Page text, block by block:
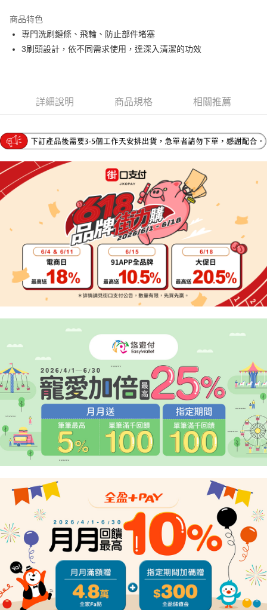
合作金庫商業銀行
華南商業銀行
彰化商業銀行
上海商業儲蓄銀行
台北富邦商業銀行
聯邦商業銀行
遠東國際商業銀行
台新國際商業銀行
中國信託商業銀行
台灣樂天信用卡公司
6 期 0 利率 每期
華南商業銀行
彰化商業銀行
匯豐（台灣）商業銀行
華泰商業銀行
玉山商業銀行
星展（台灣）商業銀行
台灣樂天信用卡公司
LINE Pay
Google Pay
大哥付你分期
相關說明
【大哥付你分期使用說明】
1.本服務由台灣大哥大提供，台灣大哥大用戶可立即使用無須另外申請。
2.付款方式選擇「大哥付你分期」，訂單成立後會自動跳轉到大哥付的交易
流程，驗證手機門號後，選擇欲分期的期數、繳款截止日，確認付款後即完
成交易。
3.實際核准額度、可分期數及費用金額請依後續交易確認頁面所載為準。
4.訂單成立30分鐘內，如未前往確認交易或遇審核未通過，訂單將自動取
消。如遇「轉專審核」未通過狀況，表示未達大哥付你分期系統評分，恕無
法說明評估內容。
2.透過簡訊連結打開帳單後，可選擇「超商條碼／台灣大直營門市／銀行轉
帳／街口支付／iPASS MONEY」等通路繳費。
【注意事項】
1.本服務係由「台灣大哥大股份有限公司」（以下簡稱本公司）所提供，讓
用戶於交易時，得透過本服務購買商品或服務，並由商店將買賣／分期付款
買賣價金債權讓與本公司後，依約使用本公司帳單繳交帳款。
2.基於同意付款使用「大哥付你分期」之契約關係目的，商店將以您的個人
資料（包含姓名、電話或地址）提供予台灣大哥大進項蒐集、處理及利用，
由本公司與您本人進行分期帳單所需資料之確認、核對及更正。
3.完整用戶服務條款，請詳閱以下連結： https://oppay.tw/userRule
AFTEE先享後付
相關說明
【關於「AFTEE先享後付」】
AFTEE先享後付是「在收到商品之後才付款」的支付方式。 讓您購物簡單
便利好安心！
１．簡單：不需註冊會員、不需綁卡、不需儲值。
２．便利：只要手機號碼，簡訊認證，即可結帳。
３．安心：先確認商品／服務後，再付款。
【「AFTEE先享後付」結帳流程】
１．於結帳方式選擇「AFTEE先享後付」後，將跳轉至「AFTEE先享後付」
結帳頁面，進行簡訊認證並確認金額後，即可完成結帳。
２．訂單成立數日內，您將收到繳費通知簡訊。
３．收到繳費通知簡訊後14天內，點擊此簡訊中的連結，可透過四大超商／
ATM／網路銀行／等多元方式進行付款，方視為交易完成。
※ 請注意：結帳手續完成當下不需立刻繳費，但若您需要取消訂單，請聯絡
購買商品的店家。未經商家同意取消之訂單仍視為有效，需透過AFTEE先享
後付繳納相關費用。
※ 交易是否成功請以「AFTEE先享後付 」之結帳頁面顯示為準，若有關於
是否繳費成功／繳費後需取消欲退款等相關疑問，請聯繫「AFTEE先享後付
客戶支援中心」https://netprotections.freshdesk.com/support/home
【注意事項】
易，需依本服務之必要範圍內提供個人資料，並將交易相關給付款項請求債
權轉讓予恩沛科技股份有限公司。
２．關於個人資料處理事宜，請瀏覽以下網址：
https://aftee.tw/terms/#terms3
３．未成年的使用者請事先徵得法定代理人或監護人之同意方可使用
「AFTEE先享後付」，若未經同意申辦者引起之損失，本公司不負相關責
任。
４．使用「AFTEE先享後付」時，將依據個別帳號之用戶狀況，依本公司即
時審查核予不同之上限額度；若仍有額度不足之情形，本公司將視審查結果
請求用戶進行身份認證。
５．嚴禁一人註冊多個帳號或使用他人資訊註冊。若發現惡意使用之情形，
恩沛科技股份有限公司將有權停止該用戶之使用額度並採取法律行動。
ATM付款
運送方式
每筆NT$95，滿NT$1,800(含以上)免運費
商品特色
專門洗刷鏈條、飛輪、防止部件堵塞
3刷頭設計，依不同需求使用，達深入清潔的功效
詳細說明 商品規格 相關推薦